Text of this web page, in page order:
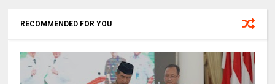
RECOMMENDED FOR YOU